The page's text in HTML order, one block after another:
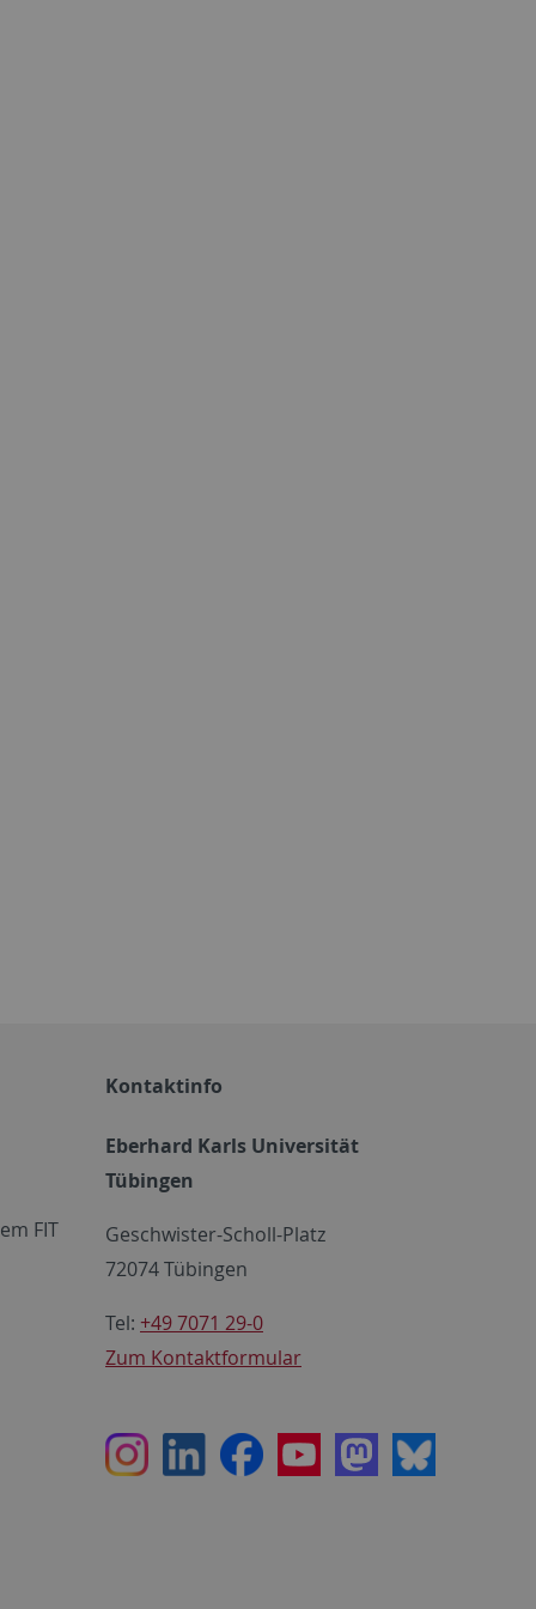
FIT
Kontaktinfo
Eberhard Karls Universität
Tübingen
Geschwister-Scholl-Platz
72074 Tübingen
Tel: +49 7071 29-0
Zum Kontaktformular
InstagramLinkedInFacebookYoutubeMastodon
Bluesky